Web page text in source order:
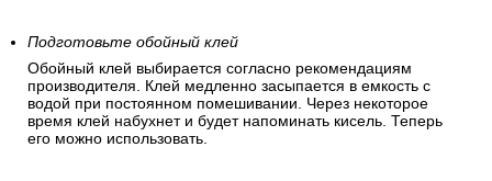
Подготовьте обойный клей
Обойный клей выбирается согласно рекомендациям
производителя. Клей медленно засыпается в емкость с
водой при постоянном помешивании. Через некоторое
время клей набухнет и будет напоминать кисель. Теперь
его можно использовать.